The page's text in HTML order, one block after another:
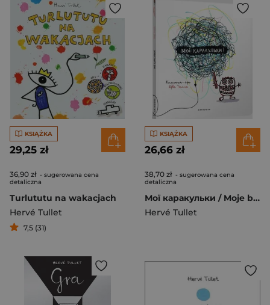
KSIĄŻKA
29,25 zł
36,90 zł - sugerowana cena
detaliczna
Turlututu na wakacjach
Hervé Tullet
7,5 (31)
KSIĄŻKA
26,66 zł
38,70 zł - sugerowana cena
detaliczna
Мої каракульки / Moje bazgroły
Hervé Tullet